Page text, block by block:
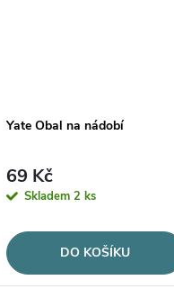
Yate Obal na nádobí
69 Kč
Skladem 2 ks
DO KOŠÍKU